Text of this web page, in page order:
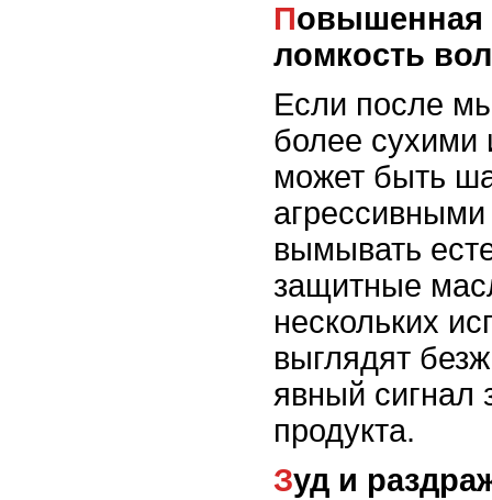
Повышенная сухость и
ломкость
Если после
более сухими
может быть
вымывать
защитные
нескольких
выглядят
явный сигнал
продукта.
Зуд и